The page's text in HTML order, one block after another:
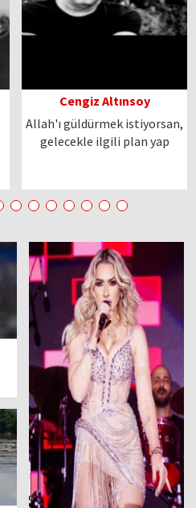
Cengiz Altınsoy
Allah'ı güldürmek istiyorsan,
gelecekle ilgili plan yap